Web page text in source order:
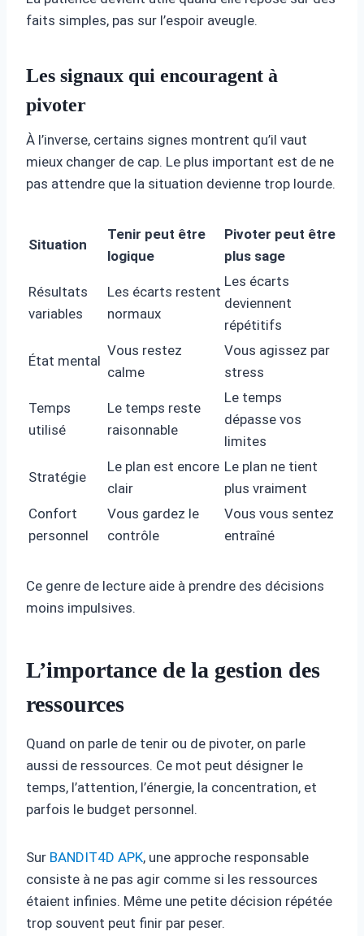
faits simples, pas sur l’espoir aveugle.
Les signaux qui encouragent à
pivoter
À l’inverse, certains signes montrent qu’il vaut
mieux changer de cap. Le plus important est de ne
pas attendre que la situation devienne trop lourde.
Situation
Tenir peut être
logique
Pivoter peut être
plus sage
Résultats
variables
Les écarts restent
normaux
Les écarts
deviennent
répétitifs
État mental
Vous restez
calme
Vous agissez par
stress
Temps
utilisé
Le temps reste
raisonnable
Le temps
dépasse vos
limites
Stratégie
Le plan est encore
clair
Le plan ne tient
plus vraiment
Confort
personnel
Vous gardez le
contrôle
Vous vous sentez
entraîné
Ce genre de lecture aide à prendre des décisions
moins impulsives.
L’importance de la gestion des
ressources
Quand on parle de tenir ou de pivoter, on parle
aussi de ressources. Ce mot peut désigner le
temps, l’attention, l’énergie, la concentration, et
parfois le budget personnel.
Sur BANDIT4D APK, une approche responsable
consiste à ne pas agir comme si les ressources
étaient infinies. Même une petite décision répétée
trop souvent peut finir par peser.